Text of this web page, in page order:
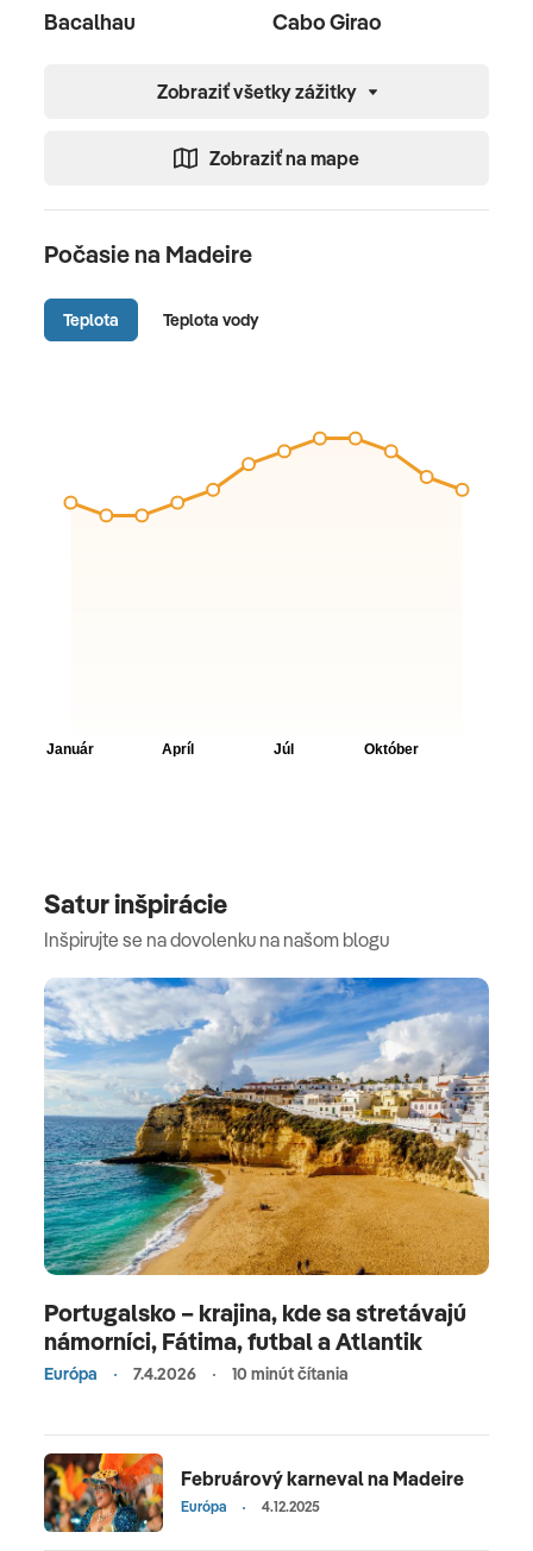
Bacalhau Cabo Girao
Zobraziť všetky zážitky
Zobraziť na mape
Počasie na Madeire
Teplota Teplota vody
Satur inšpirácie
Inšpirujte se na dovolenku na našom blogu
Portugalsko – krajina, kde sa stretávajú
námorníci, Fátima, futbal a Atlantik
Európa 7.4.2026 10 minút čítania
Februárový karneval na Madeire
Európa 4.12.2025